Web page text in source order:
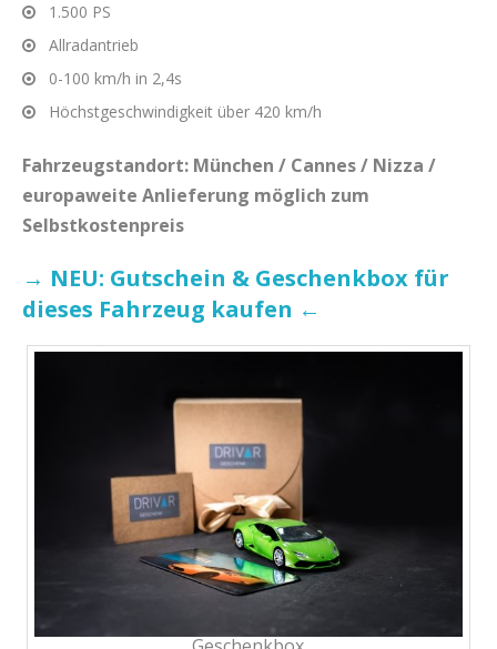
1.500 PS
Allradantrieb
0-100 km/h in 2,4s
Höchstgeschwindigkeit über 420 km/h
Fahrzeugstandort: München / Cannes / Nizza /
europaweite Anlieferung möglich zum
Selbstkostenpreis
→ NEU: Gutschein & Geschenkbox für
dieses Fahrzeug kaufen ←